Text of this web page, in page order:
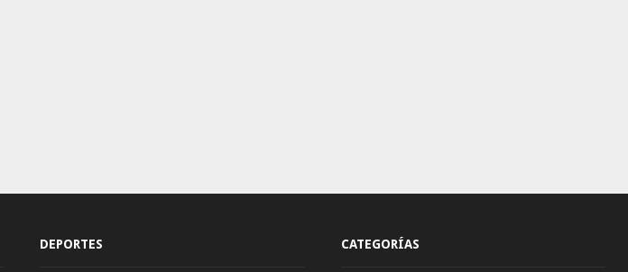
DEPORTES CATEGORÍAS